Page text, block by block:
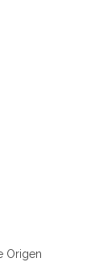
Origen